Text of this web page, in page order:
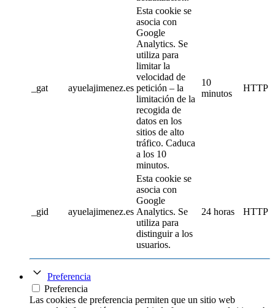
_gat ayuelajimenez.es
Esta cookie se
asocia con
Google
Analytics. Se
utiliza para
limitar la
velocidad de
petición – la
limitación de la
recogida de
datos en los
sitios de alto
tráfico. Caduca
a los 10
minutos.
10
minutos
HTTP
_gid ayuelajimenez.es
Esta cookie se
asocia con
Google
Analytics. Se
utiliza para
distinguir a los
usuarios.
24 horas HTTP
Preferencia
Preferencia
Las cookies de preferencia permiten que un sitio web